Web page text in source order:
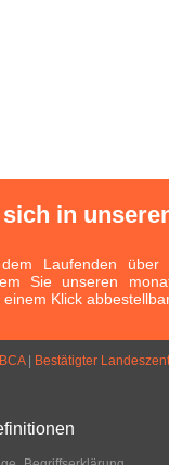
in
Laufenden über
Sie unseren
Klick
IBCA| Bestätigter